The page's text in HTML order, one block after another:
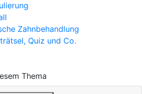
Zahnbehandlung
Quiz und Co.
Thema